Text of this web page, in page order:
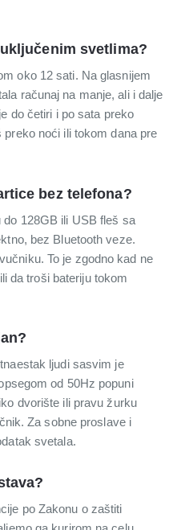
svetlima?
oko 12 sati. Na glasnijem
računaj na manje, ali i dalje
do četiri i po sata preko
preko noći ili tokom dana pre
bez telefona?
128GB ili USB fleš sa
bez Bluetooth veze.
To je zgodno kad ne
da troši bateriju tokom
ljudi sasvim je
od 50Hz popuni
dvorište ili pravu žurku
Za sobne proslave i
svetala.
po Zakonu o zaštiti